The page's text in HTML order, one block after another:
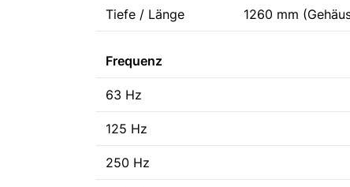
Tiefe / Länge 1260 mm
Frequenz
63 Hz
125 Hz
250 Hz